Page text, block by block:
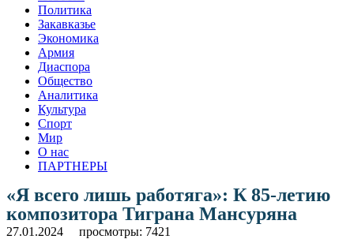
Политика
Закавказье
Экономика
Армия
Диаспора
Общество
Аналитика
Культура
Спорт
Мир
О нас
ПАРТНЕРЫ
«Я всего лишь работяга»: К 85-летию
композитора Тиграна Мансуряна
27.01.2024 просмотры: 7421